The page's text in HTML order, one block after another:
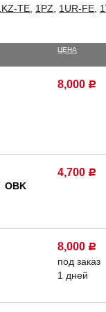
TE 1PZ 1UR-FE
ЦЕНА
8,000 Р
OBK
4,700 Р
8,000 Р
под заказ
1 дней